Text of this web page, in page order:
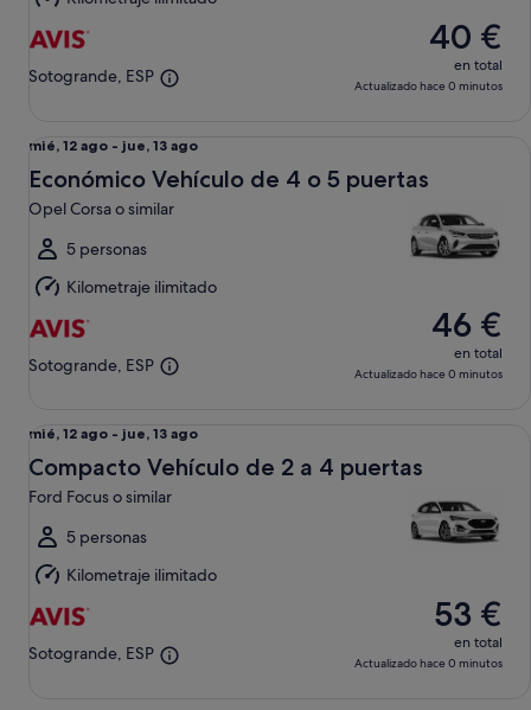
13
ago
Sotogrande, ESP
40 €
en total
Actualizado hace 0 minutos
Del
mié,
12
ago
al
jue,
13
ago
mié, 12 ago - jue, 13 ago
Económico Vehículo de 4 o 5 puertas
Opel Corsa o similar
5 personas
Kilometraje ilimitado
Sotogrande, ESP
46 €
en total
Actualizado hace 0 minutos
Del
mié,
12
ago
al
jue,
13
ago
mié, 12 ago - jue, 13 ago
Compacto Vehículo de 2 a 4 puertas
Ford Focus o similar
5 personas
Kilometraje ilimitado
Sotogrande, ESP
53 €
en total
Actualizado hace 0 minutos